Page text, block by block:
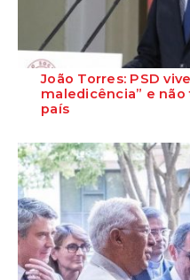
João Torres: PSD
maledicência” e
país
domingo que o PSD insista em